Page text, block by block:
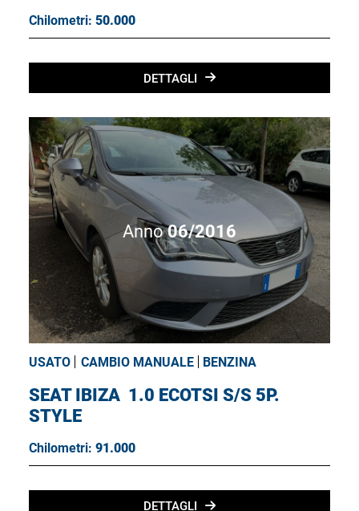
Chilometri: 50.000
DETTAGLI
Anno06/2016
USATO CAMBIO MANUALE BENZINA
SEAT IBIZA 1.0 ECOTSI S/S 5P.
STYLE
Chilometri: 91.000
DETTAGLI